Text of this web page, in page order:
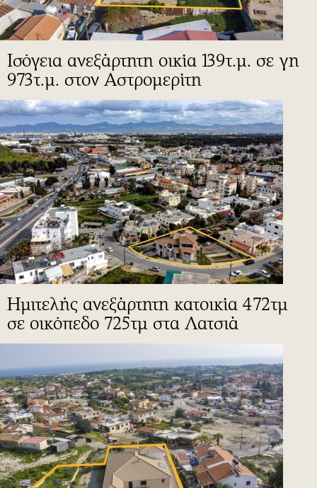
Ισόγεια ανεξάρτητη οικία 139τ.μ. σε γη
973τ.μ. στον Αστρομερίτη
Ημιτελής ανεξάρτητη κατοικία 472τμ
σε οικόπεδο 725τμ στα Λατσιά